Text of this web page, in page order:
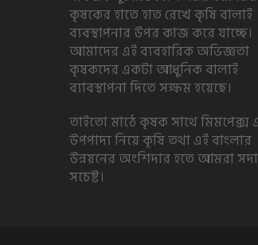
কৃষকের হাতে হাত রেখে কৃষি বালাই
ব্যবস্থাপনার উপর কাজ করে যাচ্ছে।
আমাদের এই ব্যবহারিক অভিজ্ঞতা
কৃষকদের একটা আধুনিক বালাই
ব্যাবস্থাপনা দিতে সক্ষম হয়েছে।
তাইতো মাঠে কৃষক সাথে মিমপেক্স
উপপাদ্য নিয়ে কৃষি তথা এই বাংলার
উন্নয়নের অংশিদার হতে আমরা সদা
সচেষ্ট।